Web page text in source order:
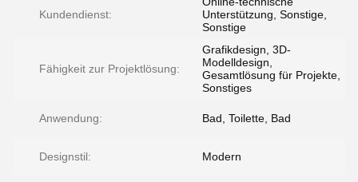
Kundendienst:
Unterstützung, Sonstige,
Sonstige
Fähigkeit zur Projektlösung:
Grafikdesign, 3D-
Modelldesign,
Gesamtlösung für Projekte,
Sonstiges
Anwendung: Bad, Toilette, Bad
Designstil: Modern